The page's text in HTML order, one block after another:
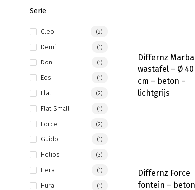
Serie
Cleo (2)
Demi (1)
Doni (1)
Eos (1)
Flat (2)
Flat Small (1)
Force (2)
Guido (1)
Helios (3)
Hera (1)
Hura (1)
Differnz Marba
wastafel – Ø 40
cm – beton –
lichtgrijs
Differnz Force
fontein – beton